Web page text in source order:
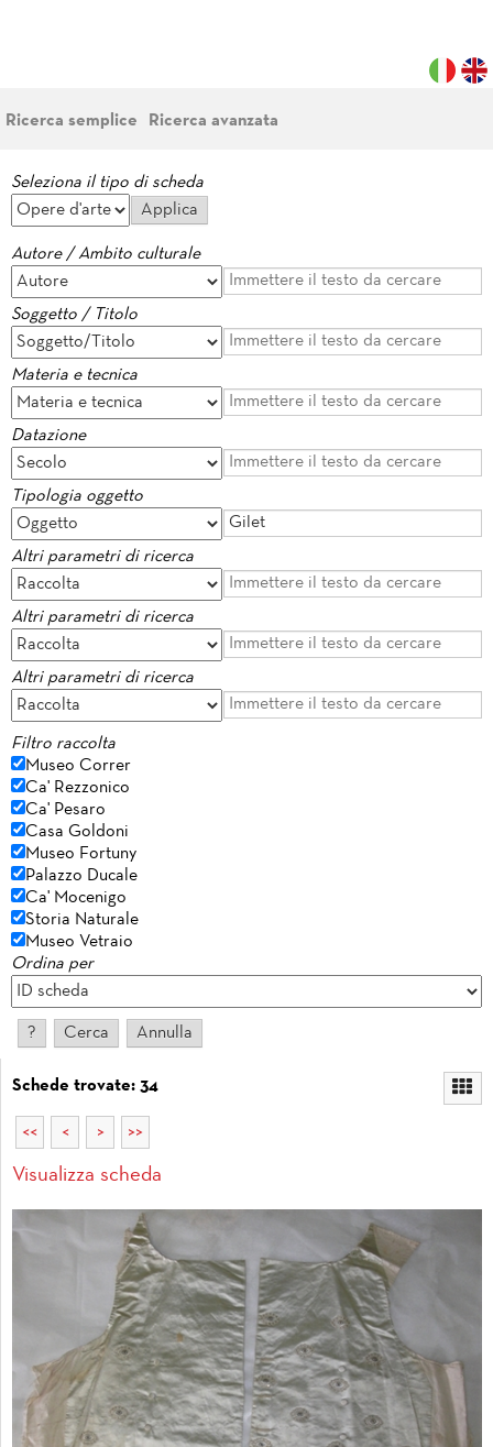
Ricerca semplice Ricerca avanzata
Seleziona il tipo di scheda
Autore / Ambito culturale
Soggetto / Titolo
Materia e tecnica
Datazione
Tipologia oggetto
Altri parametri di ricerca
Altri parametri di ricerca
Altri parametri di ricerca
Filtro raccolta
Museo Correr
Ca' Rezzonico
Ca' Pesaro
Casa Goldoni
Museo Fortuny
Palazzo Ducale
Ca' Mocenigo
Storia Naturale
Museo Vetraio
Ordina per
Schede trovate: 34
<< < > >>
Visualizza scheda